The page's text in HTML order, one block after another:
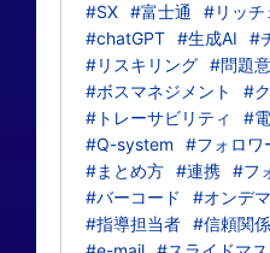
#SX #富士通 #リッチ
#chatGPT #生成AI
#
#リスキリング #問題
#ボスマネジメント
#
#トレーサビリティ
#
#Q-system
#フォロワ
#まとめ方 #連携 #フ
#バーコード
#オンデ
#指導担当者 #信頼関